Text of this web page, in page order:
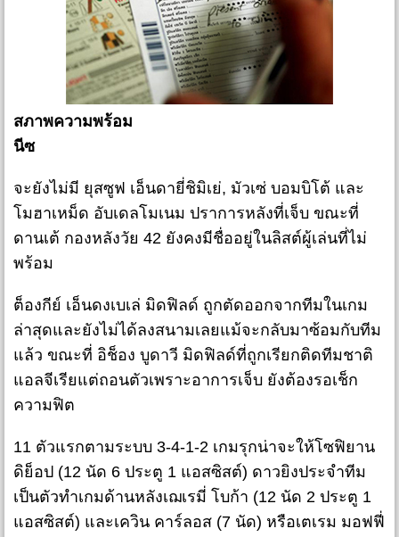
สภาพความพร้อม
นีซ
จะยังไม่มี ยุสซูฟ เอ็นดายี่ชิมิเย่, มัวเซ่ บอมบิโต้ และ
โมฮาเหม็ด อับเดลโมเนม ปราการหลังที่เจ็บ ขณะที่
ดานเต้ กองหลังวัย 42 ยังคงมีชื่ออยู่ในลิสต์ผู้เล่นที่ไม่
พร้อม
ต็องกีย์ เอ็นดงเบเล่ มิดฟิลด์ ถูกตัดออกจากทีมในเกม
ล่าสุดและยังไม่ได้ลงสนามเลยแม้จะกลับมาซ้อมกับทีม
แล้ว ขณะที่ อิช็อง บูดาวี มิดฟิลด์ที่ถูกเรียกติดทีมชาติ
แอลจีเรียแต่ถอนตัวเพราะอาการเจ็บ ยังต้องรอเช็ก
ความฟิต
11 ตัวแรกตามระบบ 3-4-1-2 เกมรุกน่าจะให้โซฟิยาน
ดิย็อป (12 นัด 6 ประตู 1 แอสซิสต์) ดาวยิงประจำทีม
เป็นตัวทำเกมด้านหลังเฌเรมี่ โบก้า (12 นัด 2 ประตู 1
แอสซิสต์) และเควิน คาร์ลอส (7 นัด) หรือเตเรม มอฟฟี่